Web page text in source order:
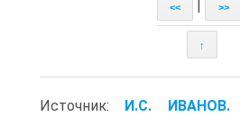
<< >>
↑
Источник: И.С. ИВАНОВ.